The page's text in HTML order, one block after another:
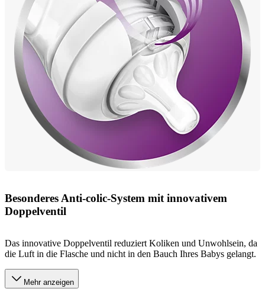
Besonderes Anti-colic-System mit innovativem
Doppelventil
Das innovative Doppelventil reduziert Koliken und Unwohlsein, da
die Luft in die Flasche und nicht in den Bauch Ihres Babys gelangt.
Mehr anzeigen